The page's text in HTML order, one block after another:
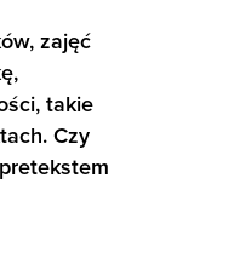
zajęć
takie
Czy